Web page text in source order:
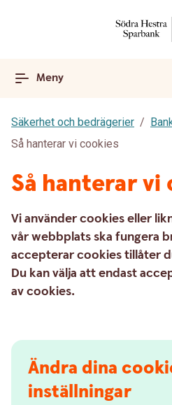
Meny
Säkerhet och bedrägerier
Så hanterar vi cookies
Så hanterar vi
Vi använder cookies eller
vår webbplats ska fungera
accepterar cookies tillåter
Du kan välja att endast
av cookies.
Ändra dina
inställningar